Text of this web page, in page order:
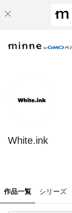
White.ink
作品一覧 シリーズ